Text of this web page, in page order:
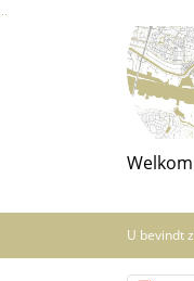
Ga naar de inhoud van
Ga naar het zoeken
Ga naar het menu
Welkom
U bevindt